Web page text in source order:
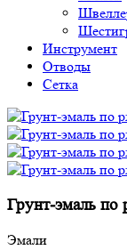
Инструмент
Отводы
Сетка
Грунт-эмаль
Эмали